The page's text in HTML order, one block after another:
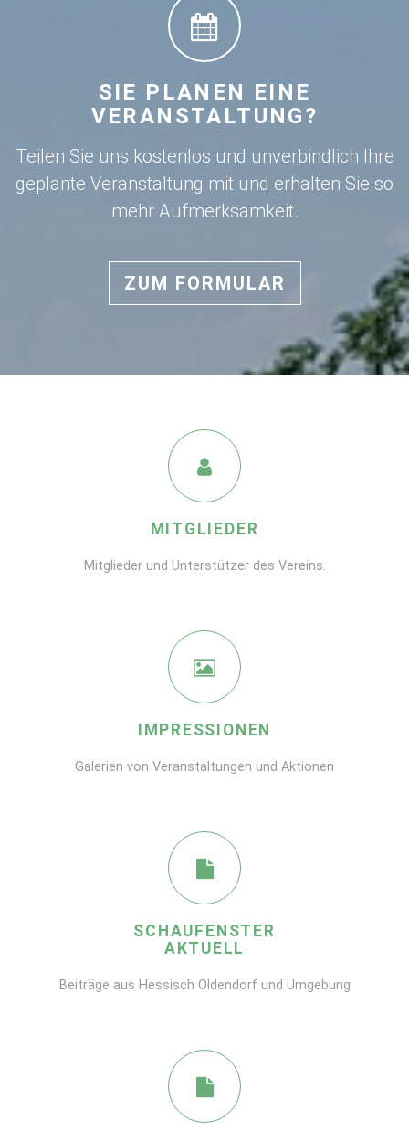
SIE PLANEN EINE
VERANSTALTUNG?
Teilen Sie uns kostenlos und unverbindlich Ihre
geplante Veranstaltung mit und erhalten Sie so
mehr Aufmerksamkeit.
ZUM FORMULAR
MITGLIEDER
Mitglieder und Unterstützer des Vereins.
IMPRESSIONEN
Galerien von Veranstaltungen und Aktionen
SCHAUFENSTER
AKTUELL
Beiträge aus Hessisch Oldendorf und Umgebung